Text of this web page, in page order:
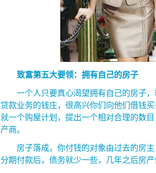
致富第五大要领：拥有自己的房子
一个人只要真心渴望拥有自己的房子，
贷款业务的钱庄，很高兴你们向他们借钱
就一个购屋计划，提出一个相对合理的数
产商。
房子落成，你付钱的对象由过去的房主
分期付款后，债务就少一些，几年之后房